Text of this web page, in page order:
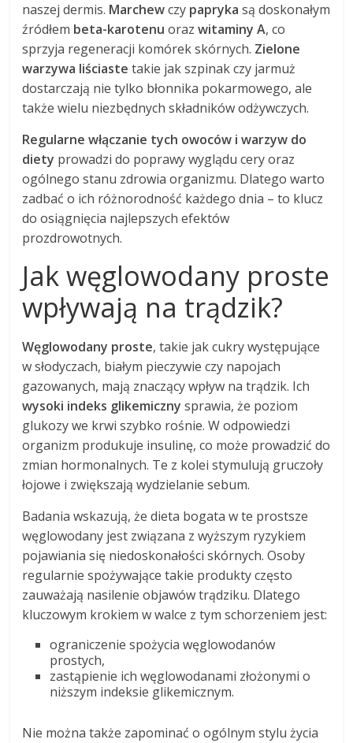
naszej dermis. Marchewczy papryka są doskonałym
źródłem beta-karotenu orazwitaminy A, co
sprzyja regeneracji komórek skórnych. Zielone
warzywa liściaste takie jak szpinak czy jarmuż
dostarczają nie tylko błonnika pokarmowego, ale
także wielu niezbędnych składników odżywczych.
Regularne włączanie tych owoców i warzyw do
diety prowadzi do poprawy wyglądu cery oraz
ogólnego stanu zdrowia organizmu. Dlatego warto
zadbać o ich różnorodność każdego dnia – to klucz
do osiągnięcia najlepszych efektów
prozdrowotnych.
Jak węglowodany proste
wpływają na trądzik?
Węglowodany proste, takie jak cukry występujące
w słodyczach, białym pieczywie czy napojach
gazowanych, mają znaczący wpływ na trądzik. Ich
wysoki indeks glikemiczny sprawia, że poziom
glukozy we krwi szybko rośnie. W odpowiedzi
organizm produkuje insulinę, co może prowadzić do
zmian hormonalnych. Te z kolei stymulują gruczoły
łojowe i zwiększają wydzielanie sebum.
Badania wskazują, że dieta bogata w te prostsze
węglowodany jest związana z wyższym ryzykiem
pojawiania się niedoskonałości skórnych. Osoby
regularnie spożywające takie produkty często
zauważają nasilenie objawów trądziku. Dlatego
kluczowym krokiem w walce z tym schorzeniem jest:
ograniczenie spożycia węglowodanów
prostych,
zastąpienie ich węglowodanami złożonymi o
niższym indeksie glikemicznym.
Nie można także zapominać o ogólnym stylu życia